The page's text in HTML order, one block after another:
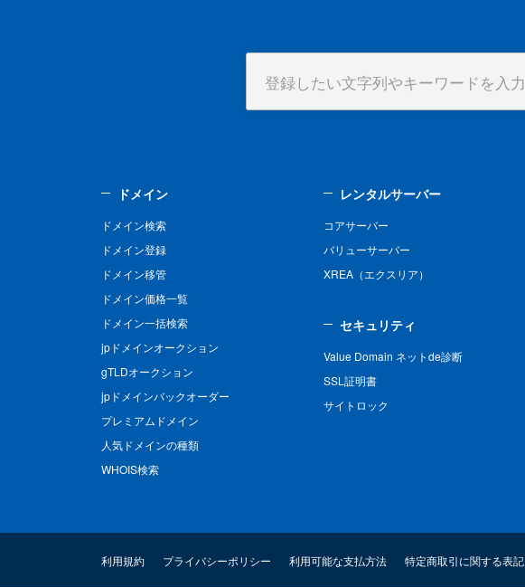
ドメイン
ドメイン検索
ドメイン登録
ドメイン移管
ドメイン価格一覧
ドメイン一括検索
jpドメインオークション
gTLDオークション
jpドメインバックオーダー
プレミアムドメイン
人気ドメインの種類
WHOIS検索
レンタルサーバー
コアサーバー
バリューサーバー
XREA（エクスリア）
セキュリティ
Value Domain ネットde診断
SSL証明書
サイトロック
利用規約 プライバシーポリシー 利用可能な支払方法 特定商取引に関する表記